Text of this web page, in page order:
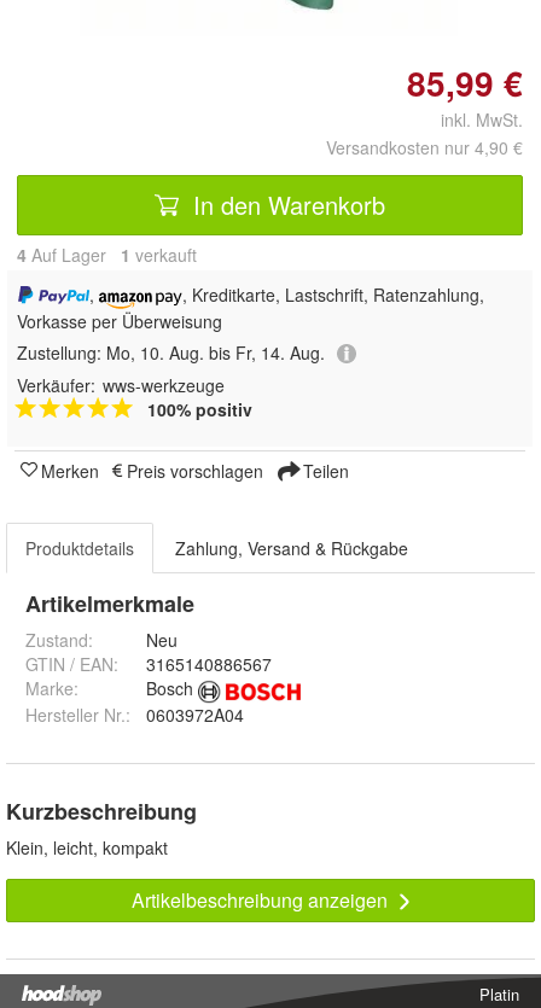
85,99 €
inkl. MwSt.
Versandkosten nur 4,90 €
In den Warenkorb
4 Auf Lager 1 verkauft
,
, Kreditkarte, Lastschrift, Ratenzahlung,
Vorkasse per Überweisung
Zustellung: Mo, 10. Aug. bis Fr, 14. Aug.
Verkäufer: wws-werkzeuge
100% positiv
Merken Preis vorschlagen Teilen
Produktdetails Zahlung, Versand & Rückgabe
Artikelmerkmale
Zustand:
Neu
GTIN / EAN:
3165140886567
Marke:
Bosch
Hersteller Nr.:
0603972A04
Kurzbeschreibung
Klein, leicht, kompakt
Artikelbeschreibung anzeigen
Platin